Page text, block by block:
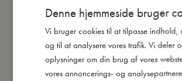
Andre kunder købte
Denne hjemmeside bruger
Vi bruger cookies til at tilpasse indhold,
og til at analysere vores trafik. Vi deler
oplysninger om din brug af vores
vores annoncerings- og